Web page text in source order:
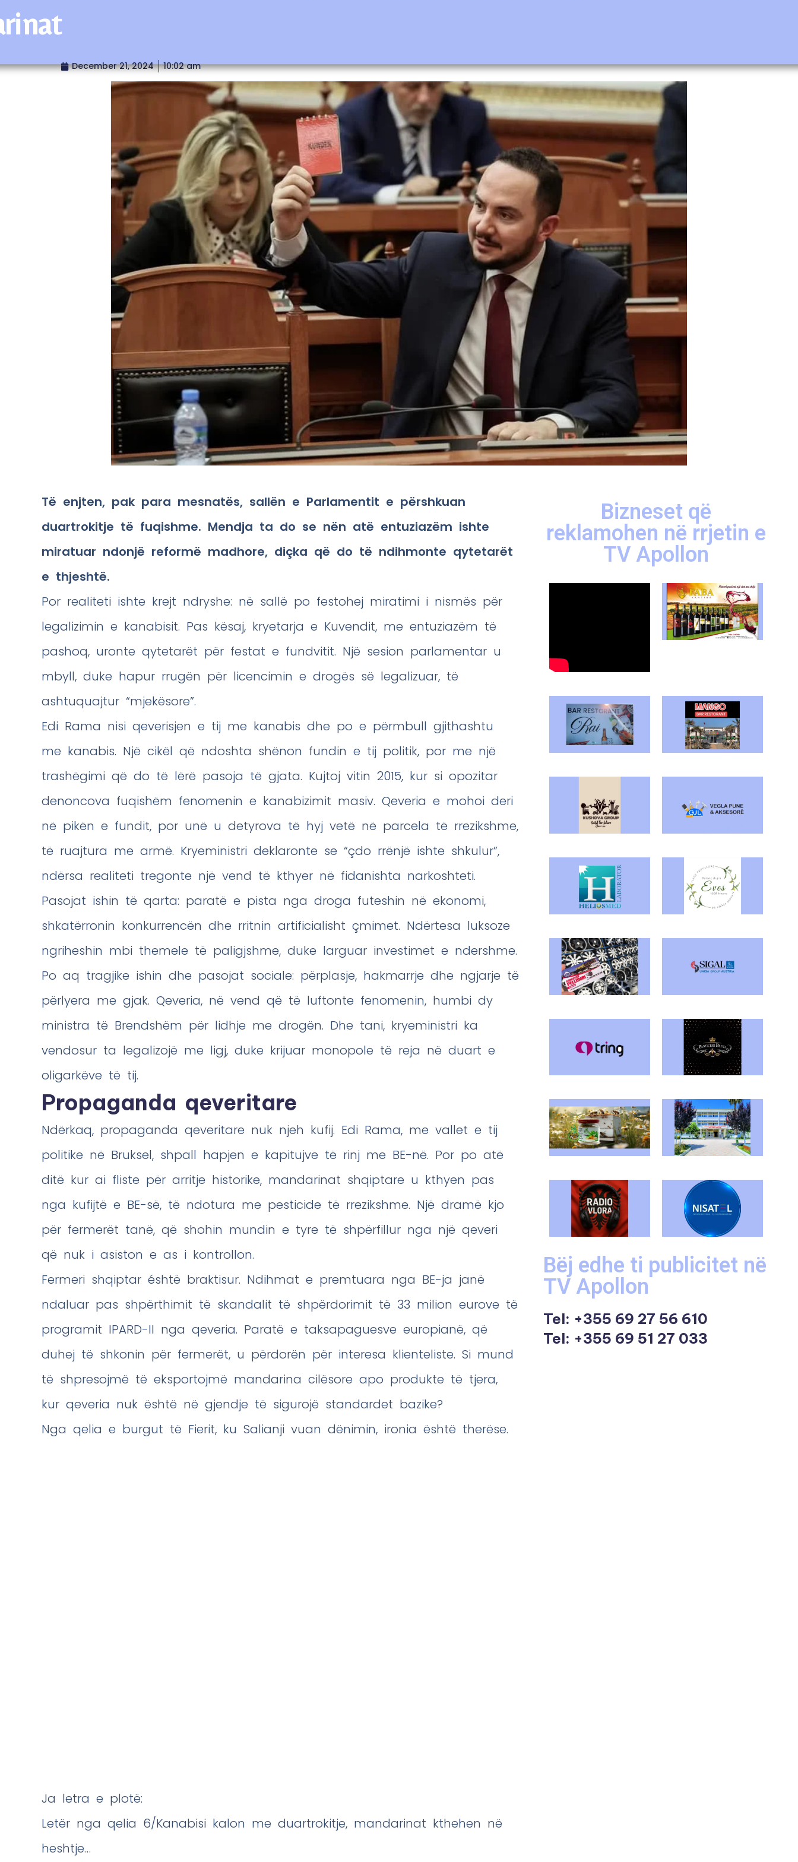
December 21, 2024 10:02 am
Të enjten, pak para mesnatës, sallën e Parlamentit e përshkuan
duartrokitje të fuqishme. Mendja ta do se nën atë entuziazëm ishte
miratuar ndonjë reformë madhore, diçka që do të ndihmonte qytetarët
e thjeshtë.
Por realiteti ishte krejt ndryshe: në sallë po festohej miratimi i nismës për
legalizimin e kanabisit. Pas kësaj, kryetarja e Kuvendit, me entuziazëm të
pashoq, uronte qytetarët për festat e fundvitit. Një sesion parlamentar u
mbyll, duke hapur rrugën për licencimin e drogës së legalizuar, të
ashtuquajtur “mjekësore”.
Edi Rama nisi qeverisjen e tij me kanabis dhe po e përmbull gjithashtu
me kanabis. Një cikël që ndoshta shënon fundin e tij politik, por me një
trashëgimi që do të lërë pasoja të gjata. Kujtoj vitin 2015, kur si opozitar
denoncova fuqishëm fenomenin e kanabizimit masiv. Qeveria e mohoi deri
në pikën e fundit, por unë u detyrova të hyj vetë në parcela të rrezikshme,
të ruajtura me armë. Kryeministri deklaronte se “çdo rrënjë ishte shkulur”,
ndërsa realiteti tregonte një vend të kthyer në fidanishta narkoshteti.
Pasojat ishin të qarta: paratë e pista nga droga futeshin në ekonomi,
shkatërronin konkurrencën dhe rritnin artificialisht çmimet. Ndërtesa luksoze
ngriheshin mbi themele të paligjshme, duke larguar investimet e ndershme.
Po aq tragjike ishin dhe pasojat sociale: përplasje, hakmarrje dhe ngjarje të
përlyera me gjak. Qeveria, në vend që të luftonte fenomenin, humbi dy
ministra të Brendshëm për lidhje me drogën. Dhe tani, kryeministri ka
vendosur ta legalizojë me ligj, duke krijuar monopole të reja në duart e
oligarkëve të tij.
Propaganda qeveritare
Ndërkaq, propaganda qeveritare nuk njeh kufij. Edi Rama, me vallet e tij
politike në Bruksel, shpall hapjen e kapitujve të rinj me BE-në. Por po atë
ditë kur ai fliste për arritje historike, mandarinat shqiptare u kthyen pas
nga kufijtë e BE-së, të ndotura me pesticide të rrezikshme. Një dramë kjo
për fermerët tanë, që shohin mundin e tyre të shpërfillur nga një qeveri
që nuk i asiston e as i kontrollon.
Fermeri shqiptar éshtë braktisur. Ndihmat e premtuara nga BE-ja janë
ndaluar pas shpërthimit të skandalit të shpërdorimit të 33 milion eurove të
programit IPARD-II nga qeveria. Paratë e taksapaguesve europianë, që
duhej të shkonin për fermerët, u përdorën për interesa klienteliste. Si mund
të shpresojmë të eksportojmë mandarina cilësore apo produkte të tjera,
kur qeveria nuk është në gjendje të sigurojë standardet bazike?
Nga qelia e burgut të Fierit, ku Salianji vuan dënimin, ironia është therëse.
Ja letra e plotë:
Letër nga qelia 6/Kanabisi kalon me duartrokitje, mandarinat kthehen në
heshtje…
Bizneset që
reklamohen në rrjetin e
TV Apollon
Bëj edhe ti publicitet në
TV Apollon
Tel: +355 69 27 56 610
Tel: +355 69 51 27 033